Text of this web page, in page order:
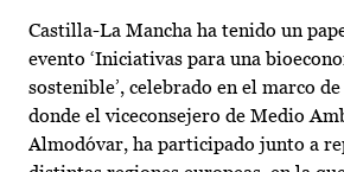
Castilla-La Mancha ha tenido un
evento ‘Iniciativas para una
sostenible’, celebrado en el marco
donde el viceconsejero de Medio
Almodóvar, ha participado junto a